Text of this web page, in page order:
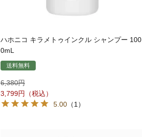
ハホニコ キラメトゥインクル シャンプー 100
0mL
送料無料
6,380
3,799
5.00 （1）